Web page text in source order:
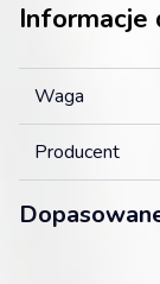
Informacje
Waga
Producent